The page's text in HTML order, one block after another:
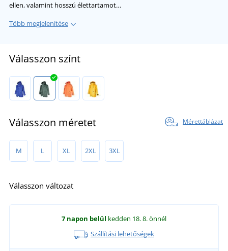
ellen, valamint hosszú élettartamot…
Több megjelenítése
Válasszon színt
Válasszon méretet Mérettáblázat
M L XL 2XL 3XL
Válasszon változat
7 napon belül kedden 18. 8.önnél
Szállítási lehetőségek